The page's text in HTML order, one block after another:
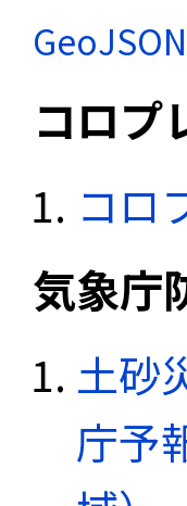
GeoJSON
コロプ
コロ
気象庁
土砂
庁予